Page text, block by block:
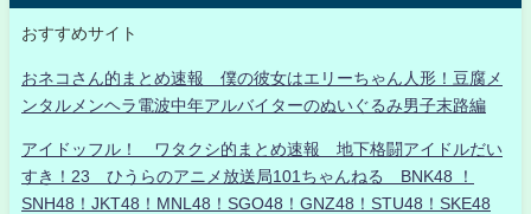
おすすめサイト
おネコさん的まとめ速報 僕の彼女はエリーちゃん人形！豆腐メ
ンタルメンヘラ電波中年アルバイターのぬいぐるみ男子末路編
アイドッフル！ ワタクシ的まとめ速報 地下格闘アイドルだい
すき！23 ひうらのアニメ放送局101ちゃんねる BNK48 ！
SNH48！JKT48！MNL48！SGO48！GNZ48！STU48！SKE48